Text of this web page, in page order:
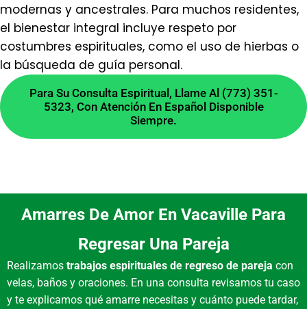
La elección depende de tu intuición y
necesidad específica. Te guiamos para
seleccionar entre opciones como herraduras,
ojos turcos o azabaches, considerando qué
energía necesitas atraer o bloquear en tu vida
¿Puedo agendar una
Vacaville?
Atendemos desde un lugar cercano a Vacaville,
CA, ofreciendo consultas privadas para
residentes del área. Nuestro proceso comienza
con una evaluación honesta de tu situación
modernas y ancestrales. Para muchos residentes,
el bienestar integral incluye respeto por
costumbres espirituales, como el uso de hierbas o
la búsqueda de guía personal.
Para Su Consulta Espiritual, Llame Al (773) 351-
5323, Con Atención En Español Disponible
Siempre.
Amarres De Amor En Vacaville Para
Regresar Una Pareja
Realizamos trabajos espirituales de regreso de pareja con
velas, baños y oraciones. En una consulta revisamos tu caso
y te explicamos qué amarre necesitas y cuánto puede tardar,